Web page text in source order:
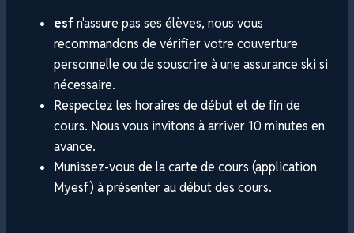
esfn'assure pas ses élèves, nous vous
recommandons de vérifier votre couverture
personnelle ou de souscrire à une assurance ski si
nécessaire.
Respectez les horaires de début et de fin de
cours. Nous vous invitons à arriver 10 minutes en
avance.
Munissez-vous de la carte de cours (application
Myesf) à présenter au début des cours.